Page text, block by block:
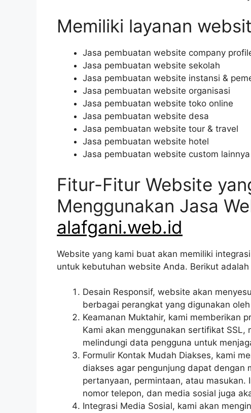
Memiliki layanan
Jasa pembuatan website company
Jasa pembuatan website sekolah
Jasa pembuatan website instansi &
Jasa pembuatan website organisasi
Jasa pembuatan website toko online
Jasa pembuatan website desa
Jasa pembuatan website tour & travel
Jasa pembuatan website hotel
Jasa pembuatan website custom lainnya
Fitur-Fitur Website
Menggunakan Jasa
alafgani.web.id
Website yang kami buat akan memiliki
untuk kebutuhan website Anda. Berikut
Desain Responsif, website akan
berbagai perangkat yang digunakan
Keamanan Muktahir, kami memberikan
Kami akan menggunakan sertifikat
melindungi data pengguna untuk
Formulir Kontak Mudah Diakses, kami
diakses agar pengunjung dapat
pertanyaan, permintaan, atau
nomor telepon, dan media sosial juga
Integrasi Media Sosial, kami akan